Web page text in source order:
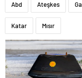
Abd Ateşkes
Katar Mısır